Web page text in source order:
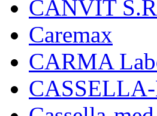
CANVIT
Caremax
CARMA